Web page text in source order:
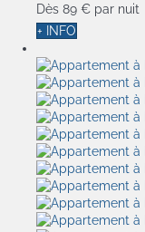
Dès 89 € par nuit
+ INFO